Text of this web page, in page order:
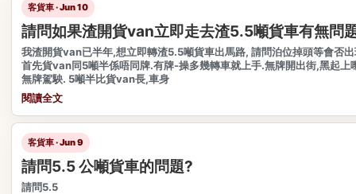
客貨車 · Jun 10
請問如果渣開貨van立即走去渣5.5噸貨車有無問
我渣開貨van已半年,想立即轉渣5.5噸貨車出馬路, 請問泊位掉頭等會否
首先貨van同5噸半係唔同牌.有牌-操多幾轉車就上手.無牌開出街,黑起上
無牌駕駚. 5噸半比貨van長,車身
閱讀全文
客貨車 · Jun 9
請問5.5 公噸貨車的問題?
請問5.5